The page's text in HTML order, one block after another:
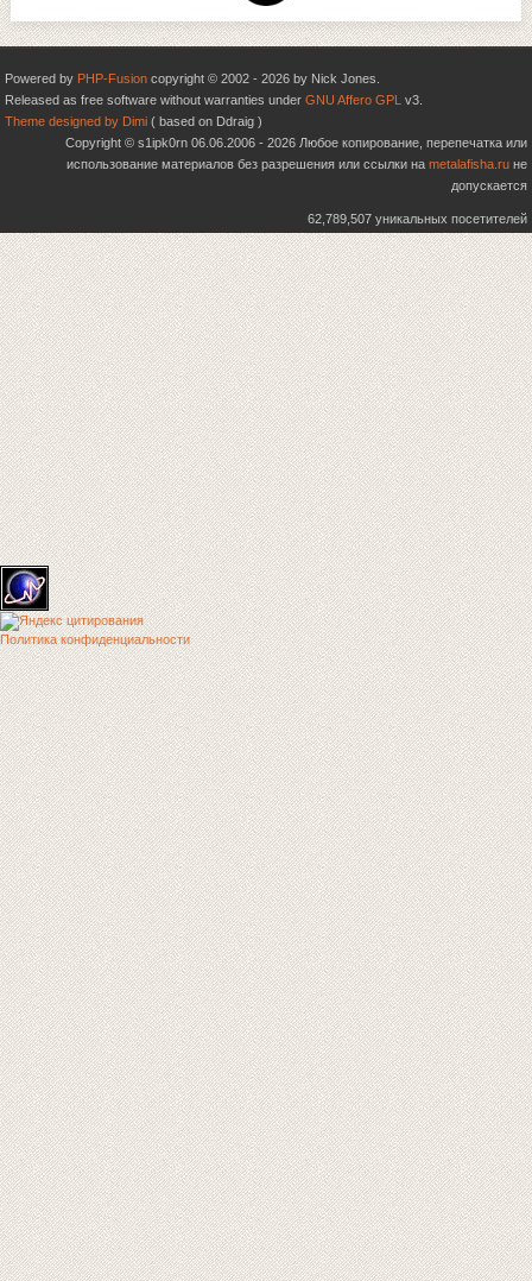
Powered by PHP-Fusion copyright © 2002 - 2026 by Nick Jones.
Released as free software without warranties under GNU Affero GPL v3.
Theme designed by Dimi ( based on Ddraig )
Copyright © s1ipk0rn 06.06.2006 - 2026 Любое копирование, перепечатка или
использование материалов без разрешения или ссылки на metalafisha.ru не
допускается
62,789,507 уникальных посетителей
Политика конфиденциальности